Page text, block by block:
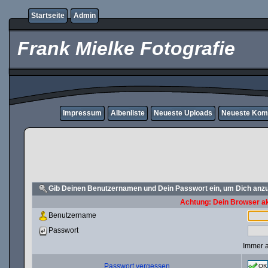
Startseite Admin
Frank Mielke Fotografie
Impressum Albenliste Neueste Uploads Neueste
Gib Deinen Benutzernamen und Dein Passwort ein, um Dich
Achtung: Dein Browser
Benutzername
Passwort
Immer
Passwort vergessen OK